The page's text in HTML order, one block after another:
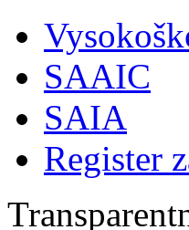
SAAIC
SAIA
Register